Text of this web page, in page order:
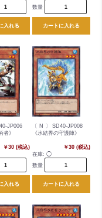
入れる
数量
カートに入れる
JP006
者》
￥30 (税込)
入れる
〔 N 〕 SD40-JP008
《氷結界の守護陣》
￥30 (税込)
在庫: ◯
数量
カートに入れる